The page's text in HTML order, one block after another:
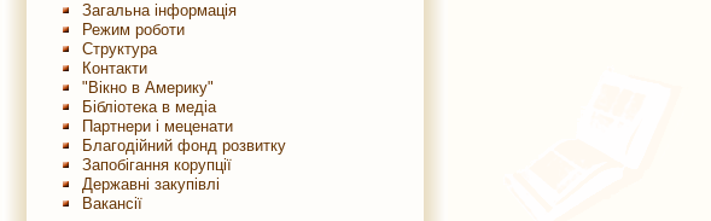
Загальна інформація
Режим роботи
Структура
Контакти
"Вікно в Америку"
Бібліотека в медіа
Партнери і меценати
Благодійний фонд розвитку
Запобігання корупції
Державні закупівлі
Вакансії